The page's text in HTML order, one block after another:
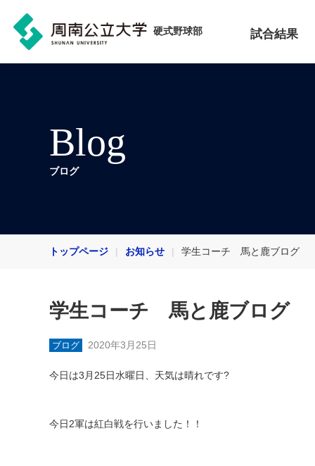
硬式野球部 試合結果
Blog
ブログ
トップページ お知らせ 学生コーチ 馬と鹿ブログ
学生コーチ 馬と鹿ブログ
ブログ 2020年3月25日
今日は3 月 25日水曜日、天気は晴れです?
今日2軍は紅白戦を行いました！！